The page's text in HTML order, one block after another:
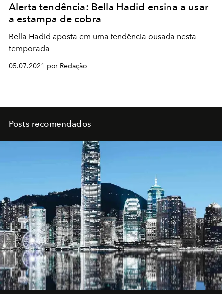
Alerta tendência: Bella Hadid ensina a usar
a estampa de cobra
Bella Hadid aposta em uma tendência ousada nesta
temporada
05.07.2021 por Redação
Posts recomendados